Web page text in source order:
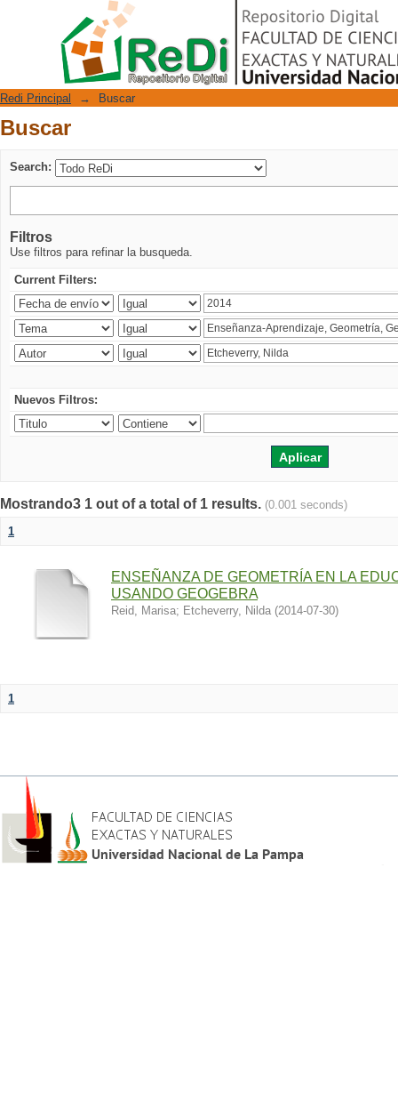
Repositorio Digital
Redi Principal → Buscar
Buscar
Search:
Filtros
Use filtros para refinar la busqueda.
Current Filters:
Nuevos Filtros:
Mostrando3 1 out of a total of 1 results. (0.001 seconds)
1
ENSEÑANZA DE GEOMETRÍA EN LA
USANDO GEOGEBRA
Reid, Marisa; Etcheverry, Nilda (2014-07-30)
1